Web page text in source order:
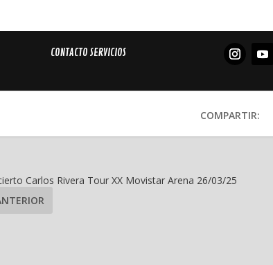
CONTACTO SERVICIOS
COMPARTIR:
Carlos Rivera Tour XX Movistar Arena 26/03/25